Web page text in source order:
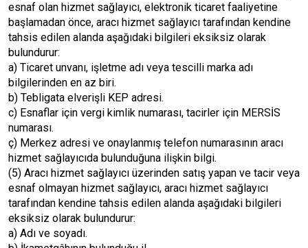
esnaf olan hizmet sağlayıcı, elektronik ticaret faaliyetine
başlamadan önce, aracı hizmet sağlayıcı tarafından kendine
tahsis edilen alanda aşağıdaki bilgileri eksiksiz olarak
bulundurur:
a) Ticaret unvanı, işletme adı veya tescilli marka adı
bilgilerinden en az biri.
b) Tebligata elverişli KEP adresi.
c) Esnaflar için vergi kimlik numarası, tacirler için MERSİS
numarası.
ç) Merkez adresi ve onaylanmış telefon numarasının aracı
hizmet sağlayıcıda bulunduğuna ilişkin bilgi.
(5) Aracı hizmet sağlayıcı üzerinden satış yapan ve tacir veya
esnaf olmayan hizmet sağlayıcı, aracı hizmet sağlayıcı
tarafından kendine tahsis edilen alanda aşağıdaki bilgileri
eksiksiz olarak bulundurur:
a) Adı ve soyadı.